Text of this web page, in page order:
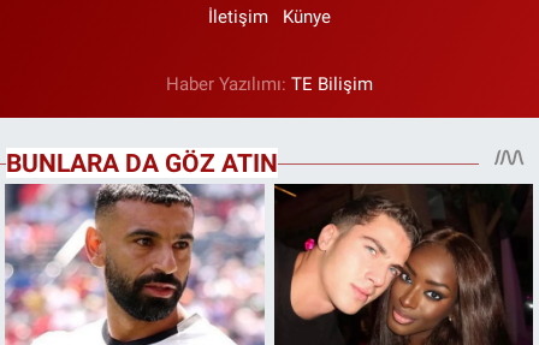
İletişim Künye
Haber Yazılımı: TE Bilişim